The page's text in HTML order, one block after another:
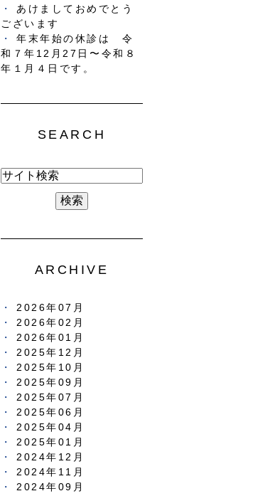
あけましておめでとう
ございます
年末年始の休診は 令
和７年12月27日〜令和８
年１月４日です。
SEARCH
ARCHIVE
2026年07月
2026年02月
2026年01月
2025年12月
2025年10月
2025年09月
2025年07月
2025年06月
2025年04月
2025年01月
2024年12月
2024年11月
2024年09月